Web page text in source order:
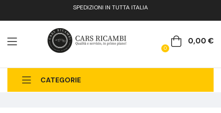
SPEDIZIONI IN TUTTA ITALIA
0
0,00€
CATEGORIE